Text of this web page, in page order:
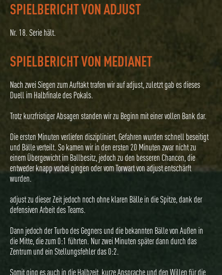
SPIELBERICHT VON ADJUST
Nr. 18. Serie hält.
SPIELBERICHT VON MEDIANET
Nach zwei Siegen zum Auftakt trafen wir auf adjust, zuletzt gab es dieses
Duell im Halbfinale des Pokals.
Trotz kurzfristiger Absagen standen wir zu Beginn mit einer vollen Bank dar.
Die ersten Minuten verliefen diszipliniert, Gefahren wurden schnell beseitigt
und Bälle verteilt. So kamen wir in den ersten 20 Minuten zwar nicht zu
einem Übergewicht im Ballbesitz, jedoch zu den besseren Chancen, die
entweder knapp vorbei gingen oder vom Torwart von adjust entschärft
wurden.
adjust zu dieser Zeit jedoch noch ohne klaren Bälle in die Spitze, dank der
defensiven Arbeit des Teams.
Dann jedoch der Turbo des Gegners und die bekannten Bälle von Außen in
die Mitte, die zum 0:1 führten. Nur zwei Minuten später dann durch das
Zentrum und ein Stellungsfehler das 0:2.
Somit ging es auch in die Halbzeit, kurze Ansprache und den Willen für die